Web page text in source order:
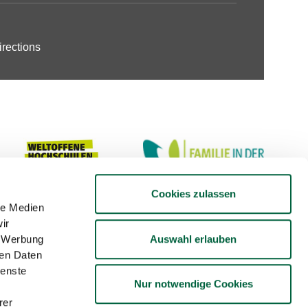
Medien
Daten
Cookies zulassen
Auswahl erlauben
Nur notwendige Cookies